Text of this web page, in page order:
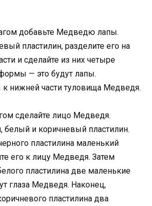
добавьте Медведю лапы.
пластилин, разделите его на
и сделайте из них четыре
— это будут лапы.
нижней части туловища Медведя.
сделайте лицо Медведя.
белый и коричневый пластилин.
пластилина маленький
его к лицу Медведя. Затем
пластилина две маленькие
глаза Медведя. Наконец,
пластилина два